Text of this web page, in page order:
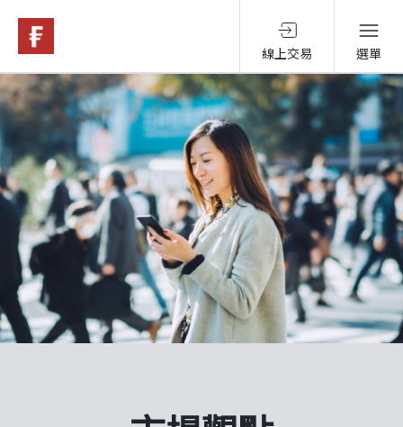
線上交易 選單
基金與配息
永續投資
投資洞見
投資解決方案
關於富達